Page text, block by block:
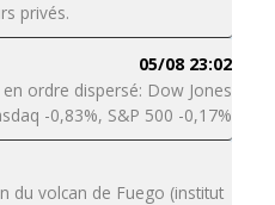
privés.
05/08 23:02
ordre dispersé: Dow Jones
-0,83%, S&P 500 -0,17%
du volcan de Fuego (institut